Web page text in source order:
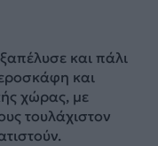
και πάλι
και
χώρας, με
τουλάχιστον